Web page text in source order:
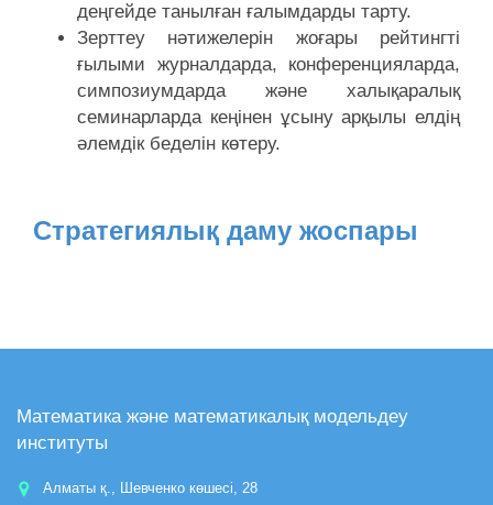
деңгейде танылған ғалымдарды тарту.
Зерттеу нәтижелерін жоғары рейтингті
ғылыми журналдарда, конференцияларда,
симпозиумдарда және халықаралық
семинарларда кеңінен ұсыну арқылы елдің
әлемдік беделін көтеру.
Стратегиялық даму жоспары
Математика және математикалық модельдеу
институты
Алматы қ., Шевченко көшесі, 28